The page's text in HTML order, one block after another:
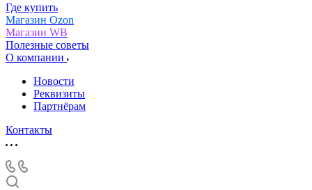
Где купить
Магазин Ozon
Магазин WB
Полезные советы
О компании
Новости
Реквизиты
Партнёрам
Контакты